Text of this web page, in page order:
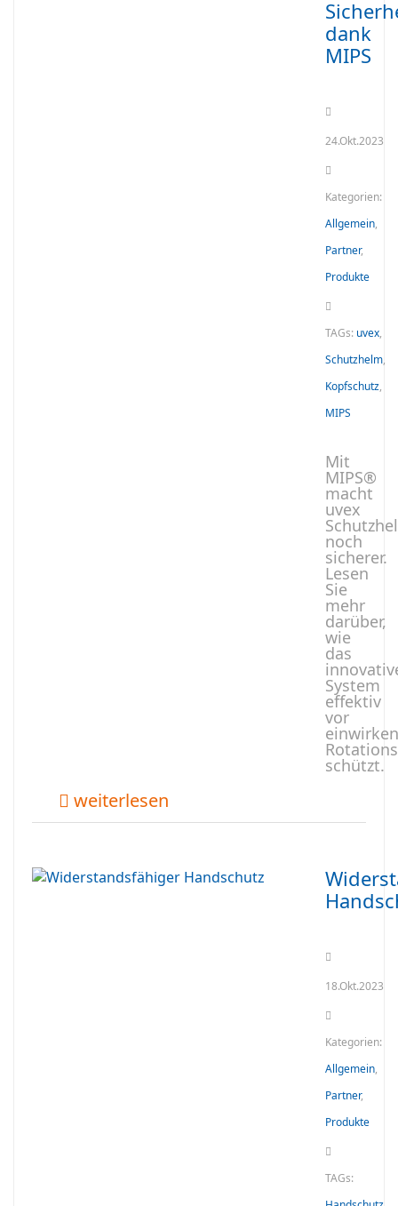
dank
MIPS
24.Okt.2023
Kategorien:
Allgemein,
Partner,
Produkte
TAGs: uvex,
Schutzhelm,
Kopfschutz,
MIPS
Mit
MIPS®
macht
uvex
noch
sicherer.
Lesen
Sie
mehr
darüber,
wie
das
System
effektiv
vor
schützt.
weiterlesen
18.Okt.2023
Kategorien:
Allgemein,
Partner,
Produkte
TAGs: